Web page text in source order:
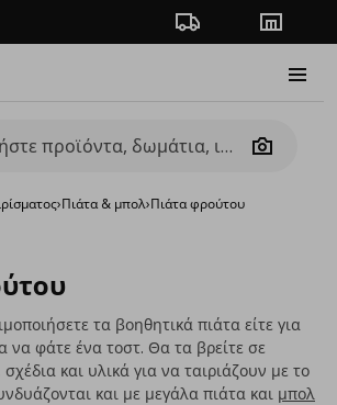
Πορεία παραγγελίας
Camera
›Πιάτα & μπολ›Πιάτα φρούτου
τα βοηθητικά πιάτα είτε για
να φάτε ένα τοστ. Θα τα βρείτε σε
και υλικά για να ταιριάζουν με το
και με μεγάλα πιάτα και μπολ